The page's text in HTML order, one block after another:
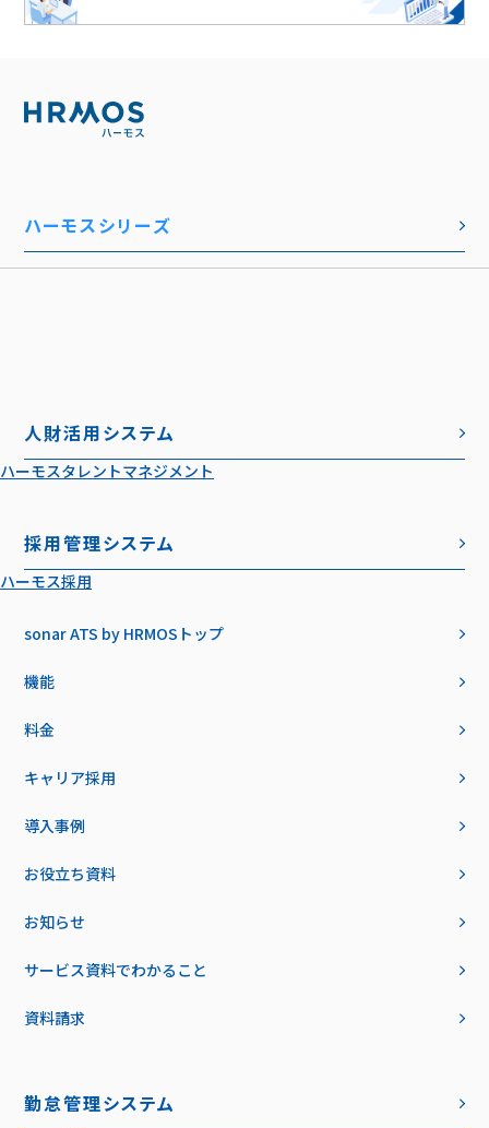
ハーモスシリーズ
人財活用システム
ハーモスタレントマネジメント
採用管理システム
ハーモス採用
sonar ATS by HRMOS トップ
機能
料金
キャリア採用
導入事例
お役立ち資料
お知らせ
サービス資料でわかること
資料請求
勤怠管理システム